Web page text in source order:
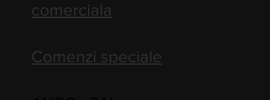
comerciala
Comenzi speciale